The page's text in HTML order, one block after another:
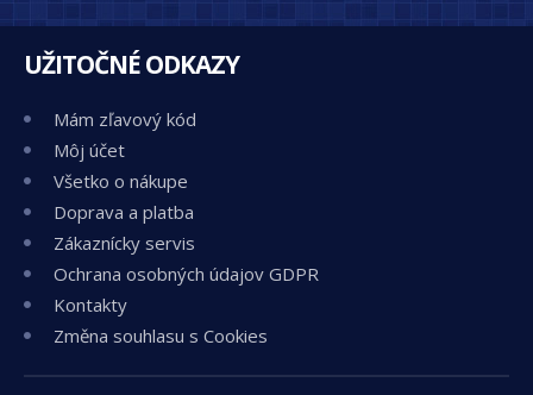
UŽITOČNÉ ODKAZY
Mám zľavový kód
Môj účet
Všetko o nákupe
Doprava a platba
Zákaznícky servis
Ochrana osobných údajov GDPR
Kontakty
Změna souhlasu s Cookies